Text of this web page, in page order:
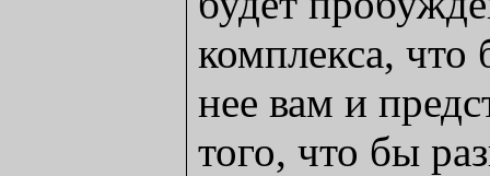
комплекса, что
нее вам и
того, что бы